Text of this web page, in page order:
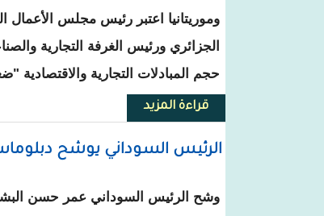
وموريتانيا اعتبر رئيس مجلس الأعمال
الجزائري ورئيس الغرفة التجارية
حجم المبادلات التجارية والاقتصادية
قراءة المزيدحول الجزائر : اقتصاديون
الرئيس السوداني يوشح
وشح الرئيس السوداني عمر حسن